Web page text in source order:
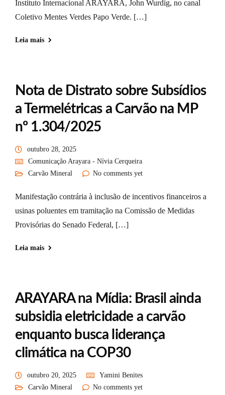
Instituto Internacional ARAYARA, John Wurdig, no canal
Coletivo Mentes Verdes Papo Verde. […]
Leia mais
Nota de Distrato sobre Subsídios
a Termelétricas a Carvão na MP
nº 1.304/2025
outubro 28, 2025
Comunicação Arayara - Nívia Cerqueira
Carvão Mineral
No comments yet
Manifestação contrária à inclusão de incentivos financeiros a
usinas poluentes em tramitação na Comissão de Medidas
Provisórias do Senado Federal, […]
Leia mais
ARAYARA na Mídia: Brasil ainda
subsidia eletricidade a carvão
enquanto busca liderança
climática na COP30
outubro 20, 2025
Yamini Benites
Carvão Mineral
No comments yet